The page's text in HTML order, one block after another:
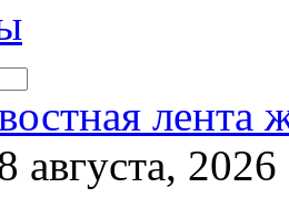
лента
августа, 2026